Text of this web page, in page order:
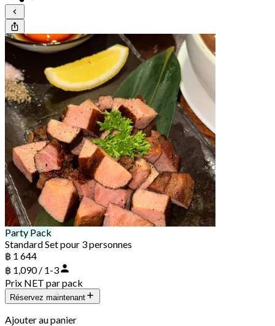
Party Pack
Standard Set pour 3 personnes
฿ 1 644
฿ 1,090 / 1-3
Prix NET par pack
Réservez maintenant
Ajouter au panier